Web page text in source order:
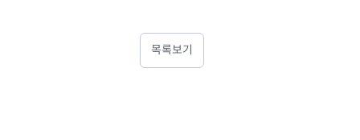
목록보기